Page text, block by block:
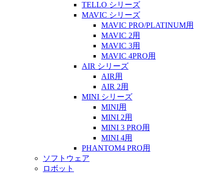
TELLO シリーズ
MAVIC シリーズ
MAVIC PRO/PLATINUM用
MAVIC 2用
MAVIC 3用
MAVIC 4PRO用
AIR シリーズ
AIR用
AIR 2用
MINI シリーズ
MINI用
MINI 2用
MINI 3 PRO用
MINI 4用
PHANTOM4 PRO用
ソフトウェア
ロボット